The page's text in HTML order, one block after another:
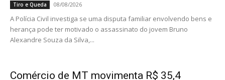
Tiro e Queda 08/08/2026
A Polícia Civil investiga se uma disputa familiar envolvendo bens e
herança pode ter motivado o assassinato do jovem Bruno
Alexandre Souza da Silva,...
Comércio de MT movimenta R$ 35,4